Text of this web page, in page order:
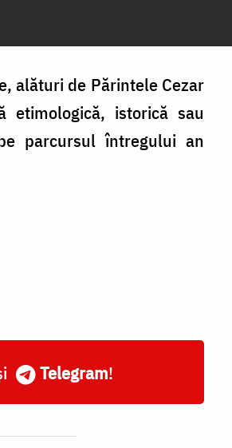
alături de Părintele Cezar
etimologică, istorică sau
parcursul întregului an
Telegram!